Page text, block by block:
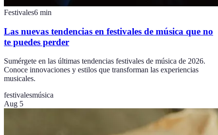
Festivales6 min
Las nuevas tendencias en festivales de música que no
te puedes perder
Sumérgete en las últimas tendencias festivales de música de 2026.
Conoce innovaciones y estilos que transforman las experiencias
musicales.
festivalesmúsica
Aug 5